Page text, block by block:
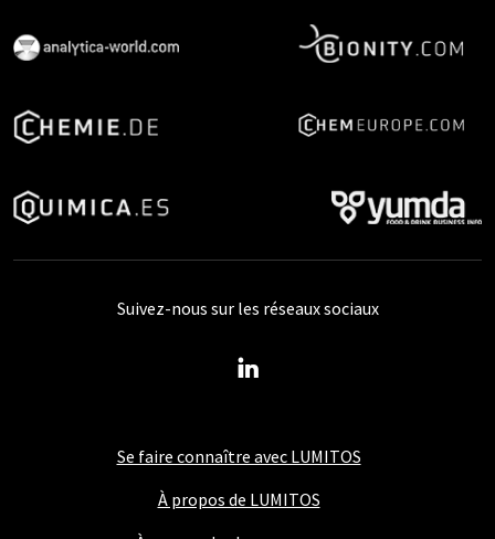
Se faire connaître avec LUMITOS
À propos de LUMITOS
Suivez-nous sur les réseaux sociaux